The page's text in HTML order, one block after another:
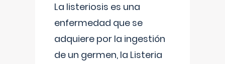
La listeriosis es una
enfermedad que se
adquiere por la ingestión
de un germen, la Listeria